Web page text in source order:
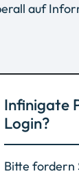
auf
Infinigate
Login?
Bitte fordern